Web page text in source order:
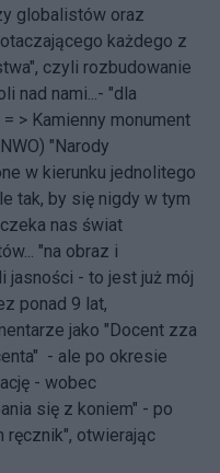
globalistów oraz
każdego z
czyli rozbudowanie
nad nami...- "dla
= > Kamienny monument
"Narody
w kierunku jednolitego
tak, by się nigdy w tym
czeka nas świat
"na obraz i
jasności - to jest już mój
ponad 9 lat,
jako "Docent zza
- ale po okresie
- wobec
się z koniem" - po
ręcznik", otwierając